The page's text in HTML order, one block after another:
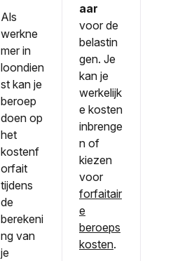
Als
werkne
mer in
loondien
st kan je
beroep
doen op
het
kostenf
orfait
tijdens
de
berekeni
ng van
je
aar
voor de
belastin
gen. Je
kan je
werkelijk
e kosten
inbrenge
n of
kiezen
voor
forfaitair
e
beroeps
kosten.